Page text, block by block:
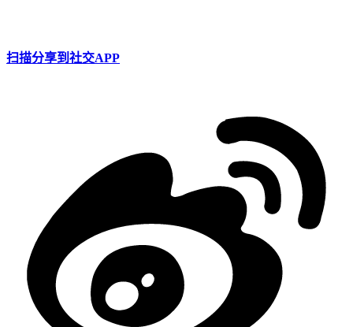
扫描分享到社交APP